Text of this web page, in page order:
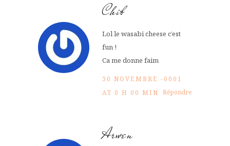
Chib
Lol le wasabi cheese c’est
fun !
Ca me donne faim
30 NOVEMBRE -0001
AT 0 H 00 MIN Répondre
Arwen